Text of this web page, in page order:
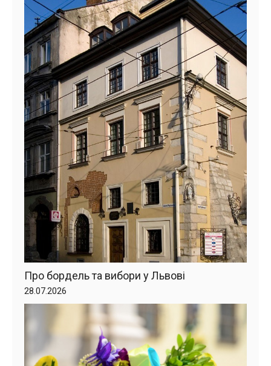
Про бордель та вибори у Львові
28.07.2026